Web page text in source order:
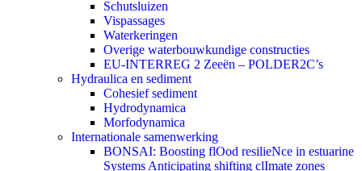
Schutsluizen
Vispassages
Waterkeringen
Overige waterbouwkundige constructies
EU-INTERREG 2 Zeeën – POLDER2C’s
Hydraulica en sediment
Cohesief sediment
Hydrodynamica
Morfodynamica
Internationale samenwerking
BONSAI: Boosting flOod resilieNce in estuarine
Systems Anticipating shifting clImate zones